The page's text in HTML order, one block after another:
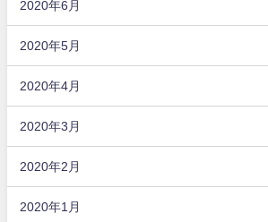
2020年6月
2020年5月
2020年4月
2020年3月
2020年2月
2020年1月